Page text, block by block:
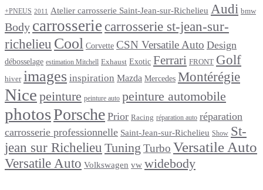
+PNEUS 2011 Atelier carrosserie Saint-Jean-sur-Richelieu Audi bmw
Body carrosserie carrosserie st-jean-sur-
richelieu Cool Corvette CSN Versatile Auto Design
débosselage estimation Mitchell Exhaust Exotic Ferrari FRONT Golf
hiver images inspiration Mazda Mercedes Montérégie
Nice peinture peinture auto peinture automobile
photosPorsche Prior Racing réparation auto réparation
carrosserie professionnelle Saint-Jean-sur-Richelieu Show St-
jean sur Richelieu Tuning Turbo Versatile Auto
Versatile Auto Volkswagen vw widebody